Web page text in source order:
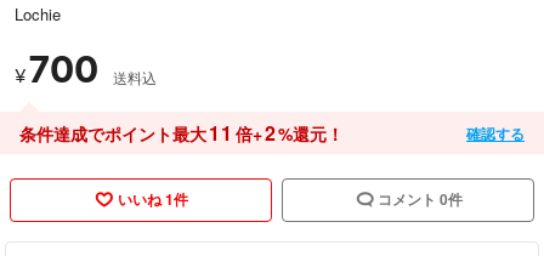
Lochie
¥700 送料込
条件達成でポイント最大11 倍+2%還元！ 確認する
いいね 1件 コメント 0件